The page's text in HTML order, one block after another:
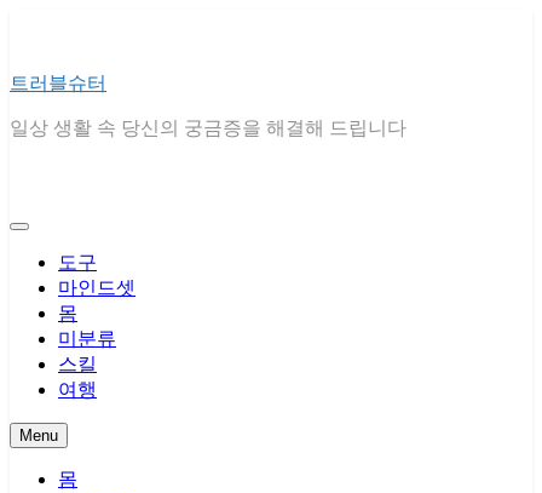
트러블슈터
일상 생활 속 당신의 궁금증을 해결해 드립니다
도구
마인드셋
몸
미분류
스킬
여행
Menu
몸